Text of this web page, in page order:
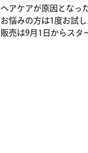
ヘアケアが原因となっ
お悩みの方は1度お試し
販売は9月1日からスタ